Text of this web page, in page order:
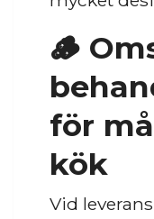
🪵
för
kök
Vid